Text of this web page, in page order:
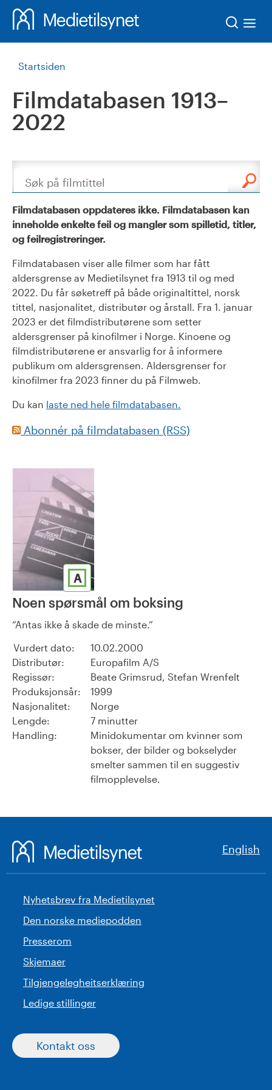
Startsiden
Filmdatabasen 1913–
2022
Søk
Filmdatabasen oppdateres ikke. Filmdatabasen kan
inneholde enkelte feil og mangler som spilletid, titler,
og feilregistreringer.
Filmdatabasen viser alle filmer som har fått
aldersgrense av Medietilsynet fra 1913 til og med
2022. Du får søketreff på både originaltittel, norsk
tittel, nasjonalitet, distributør og årstall. Fra 1. januar
2023 er det filmdistributørene som setter
aldersgrenser på kinofilmer i Norge. Kinoene og
filmdistributørene er ansvarlig for å informere
publikum om aldersgrensen. Aldersgrenser for
kinofilmer fra 2023 finner du på Filmweb.
Du kan laste ned hele filmdatabasen.
Abonnér på filmdatabasen (RSS)
A
Noen spørsmål om boksing
Antas ikke å skade de minste.
Vurdert dato:
10.02.2000
Distributør:
Europafilm A/S
Regissør:
Beate Grimsrud, Stefan Wrenfelt
Produksjonsår:
1999
Nasjonalitet:
Norge
Lengde:
7 minutter
Handling:
Minidokumentar om kvinner som
bokser, der bilder og bokselyder
smelter sammen til en suggestiv
filmopplevelse.
English
Nyhetsbrev fra Medietilsynet
Den norske mediepodden
Presserom
Skjemaer
Tilgjengelegheitserklæring
Ledige stillinger
Kontakt oss